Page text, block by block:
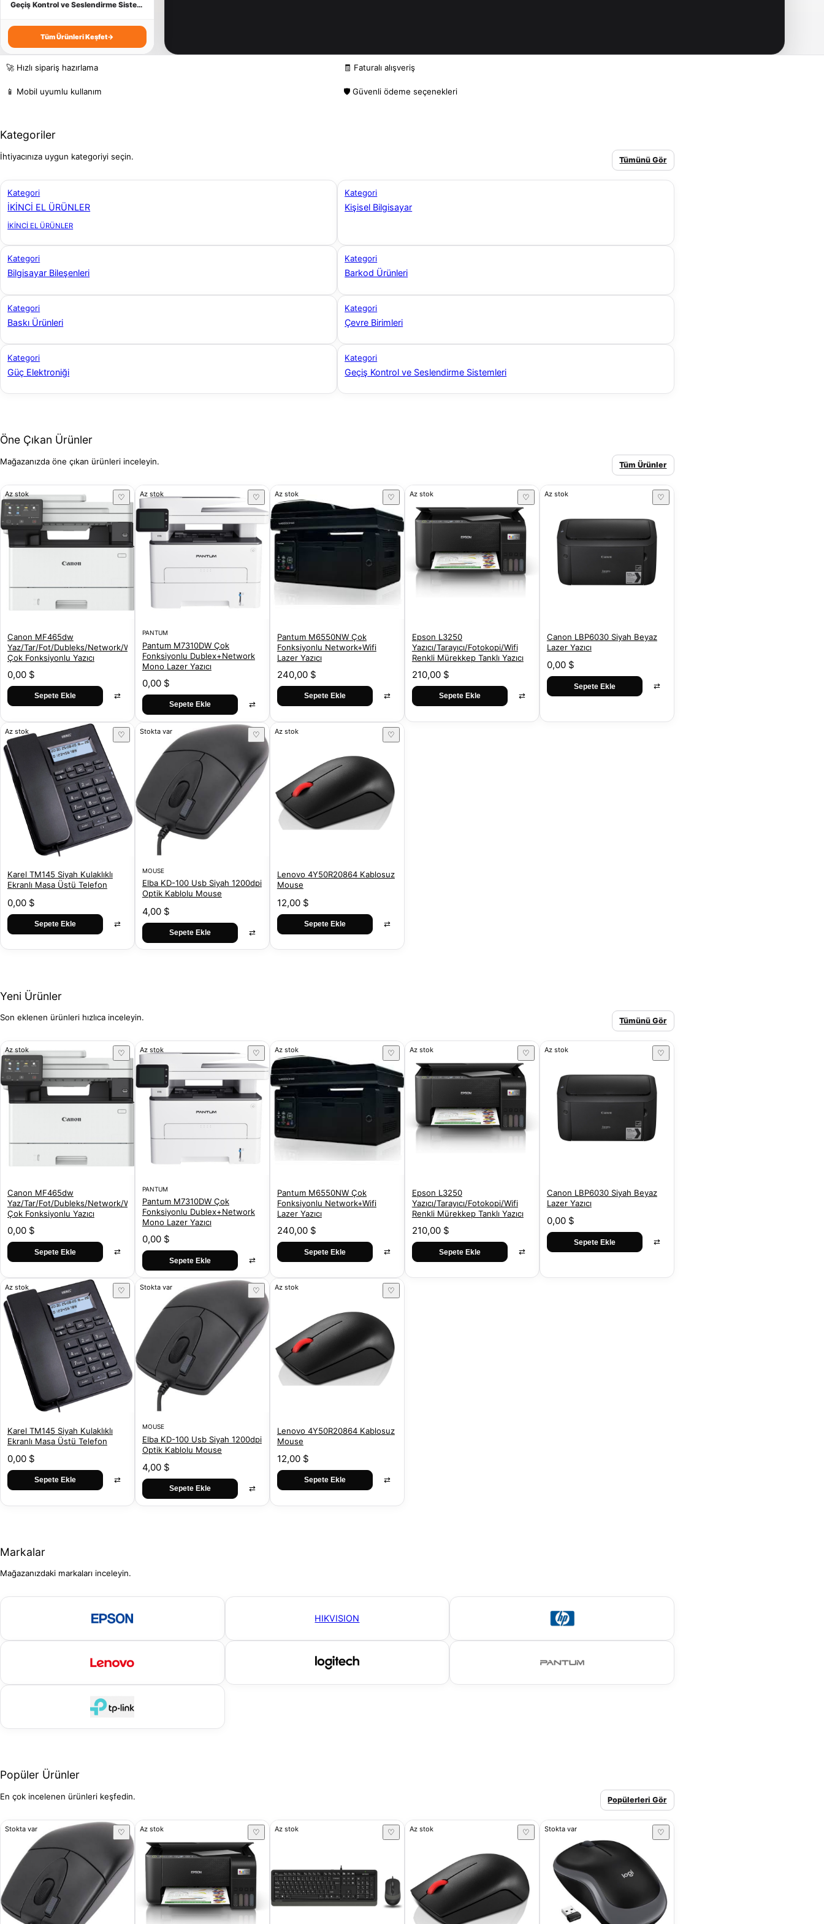
Geçiş Kontrol ve Seslendirme Sistemleri
Tüm Ürünleri Keşfet→
🚀 Hızlı sipariş hazırlama 🧾 Faturalı alışveriş
📱 Mobil uyumlu kullanım 🛡️ Güvenli ödeme seçenekleri
Kategoriler
İhtiyacınıza uygun kategoriyi seçin. Tümünü Gör
Kategori
İKİNCİ EL ÜRÜNLER
İKİNCİ EL ÜRÜNLER
Kategori
Kişisel Bilgisayar
Kategori
Bilgisayar Bileşenleri
Kategori
Barkod Ürünleri
Kategori
Baskı Ürünleri
Kategori
Çevre Birimleri
Kategori
Güç Elektroniği
Kategori
Geçiş Kontrol ve Seslendirme Sistemleri
Öne Çıkan Ürünler
Mağazanızda öne çıkan ürünleri inceleyin. Tüm Ürünler
Az stok ♡
Canon MF465dw
Yaz/Tar/Fot/Dubleks/Network/Wifi
Çok Fonksiyonlu Yazıcı
0,00 $
Sepete Ekle ⇄
Az stok ♡
PANTUM
Pantum M7310DW Çok
Fonksiyonlu Dublex+Network
Mono Lazer Yazıcı
0,00 $
Sepete Ekle ⇄
Az stok ♡
Pantum M6550NW Çok
Fonksiyonlu Network+Wifi
Lazer Yazıcı
240,00 $
Sepete Ekle ⇄
Az stok ♡
Epson L3250
Yazıcı/Tarayıcı/Fotokopi/Wifi
Renkli Mürekkep Tanklı Yazıcı
210,00 $
Sepete Ekle ⇄
Az stok ♡
Canon LBP6030 Siyah Beyaz
Lazer Yazıcı
0,00 $
Sepete Ekle ⇄
Az stok ♡
Karel TM145 Siyah Kulaklıklı
Ekranlı Masa Üstü Telefon
0,00 $
Sepete Ekle ⇄
Stokta var ♡
MOUSE
Elba KD-100 Usb Siyah 1200dpi
Optik Kablolu Mouse
4,00 $
Sepete Ekle ⇄
Az stok ♡
Lenovo 4Y50R20864 Kablosuz
Mouse
12,00 $
Sepete Ekle ⇄
Yeni Ürünler
Son eklenen ürünleri hızlıca inceleyin. Tümünü Gör
Az stok ♡
Canon MF465dw
Yaz/Tar/Fot/Dubleks/Network/Wifi
Çok Fonksiyonlu Yazıcı
0,00 $
Sepete Ekle ⇄
Az stok ♡
PANTUM
Pantum M7310DW Çok
Fonksiyonlu Dublex+Network
Mono Lazer Yazıcı
0,00 $
Sepete Ekle ⇄
Az stok ♡
Pantum M6550NW Çok
Fonksiyonlu Network+Wifi
Lazer Yazıcı
240,00 $
Sepete Ekle ⇄
Az stok ♡
Epson L3250
Yazıcı/Tarayıcı/Fotokopi/Wifi
Renkli Mürekkep Tanklı Yazıcı
210,00 $
Sepete Ekle ⇄
Az stok ♡
Canon LBP6030 Siyah Beyaz
Lazer Yazıcı
0,00 $
Sepete Ekle ⇄
Az stok ♡
Karel TM145 Siyah Kulaklıklı
Ekranlı Masa Üstü Telefon
0,00 $
Sepete Ekle ⇄
Stokta var ♡
MOUSE
Elba KD-100 Usb Siyah 1200dpi
Optik Kablolu Mouse
4,00 $
Sepete Ekle ⇄
Az stok ♡
Lenovo 4Y50R20864 Kablosuz
Mouse
12,00 $
Sepete Ekle ⇄
Markalar
Mağazanızdaki markaları inceleyin.
HIKVISION
Popüler Ürünler
En çok incelenen ürünleri keşfedin. Popülerleri Gör
Stokta var ♡ Az stok ♡ Az stok ♡ Az stok ♡ Stokta var ♡